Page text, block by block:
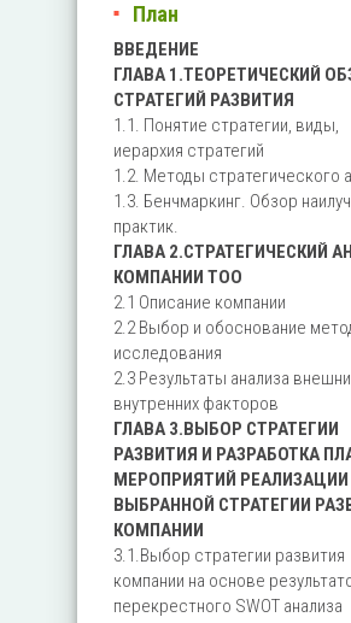
План
ВВЕДЕНИЕ
ГЛАВА 1.ТЕОРЕТИЧЕСКИЙ
СТРАТЕГИЙ РАЗВИТИЯ
1.1. Понятие стратегии, виды,
иерархия стратегий
1.2. Методы стратегического
1.3. Бенчмаркинг. Обзор
практик.
ГЛАВА 2.СТРАТЕГИЧЕСКИЙ
КОМПАНИИ ТОО
2.1 Описание компании
2.2 Выбор и обоснование
исследования
2.3 Результаты анализа
внутренних факторов
ГЛАВА 3.ВЫБОР СТРАТЕГИИ
РАЗВИТИЯ И РАЗРАБОТКА
МЕРОПРИЯТИЙ РЕАЛИЗАЦИИ
ВЫБРАННОЙ СТРАТЕГИИ
КОМПАНИИ
3.1.Выбор стратегии развития
компании на основе
перекрестного SWOT анализа